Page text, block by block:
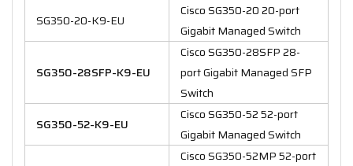
SG350-20-K9-EU
Cisco SG350-20 20-port
Gigabit Managed Switch
SG350-28SFP-K9-EU
Cisco SG350-28SFP 28-
port Gigabit Managed SFP
Switch
SG350-52-K9-EU
Cisco SG350-52 52-port
Gigabit Managed Switch
Cisco SG350-52MP 52-port